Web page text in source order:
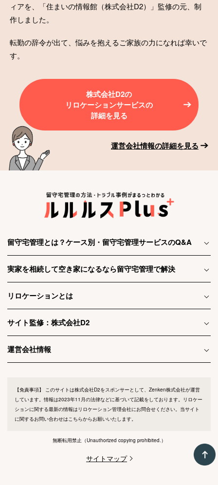
ィアを、「住まいの情報館（株式会社D2）」監修の元、制
作しました。
転勤の辞令が出て、悩みを抱えるご家族の力になれば幸いで
す。
株式会社D2の
リロケーションサービスの
詳細を見る
運営会社情報の詳細を見る
留守宅管理とは？ケース別・留守宅管理サービスのQ&A
実家を相続して空き家になるなら留守宅管理で解決
リロケーションとは
サイト監修：株式会社D2
運営会社情報
【免責事項】
このサイトは株式会社D2をスポンサーとして、Zenken株式会社が運営
しています。情報は2023年11月の法律などに基づいて記載をしております。リロケー
ションに関する最新の情報はリロケーション管理会社にお問合せください。当サイト
に関するお問い合わせはこちらからお願いいたします。
無断転用禁止 （Unauthorized copying prohibited.）
サイトマップ